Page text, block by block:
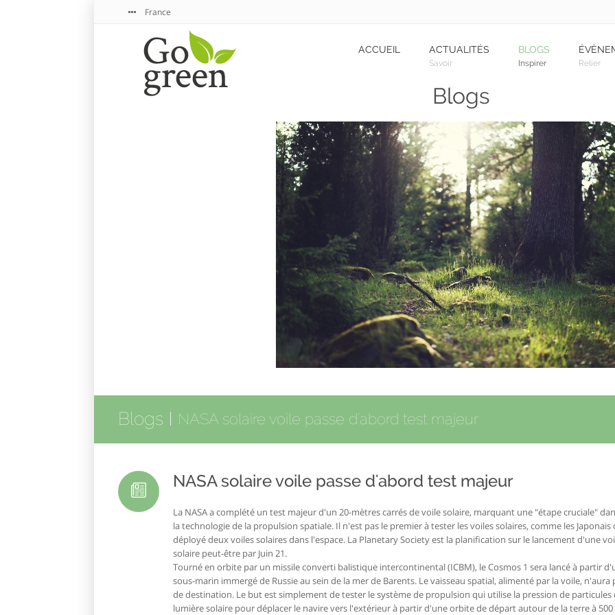
France
ACCUEIL ACTUALITÉS
Savoir
BLOGS
Inspirer Relier
Blogs
Blogs NASA solaire voile passe d'abord test majeur
NASA solaire voile passe d'abord test majeur
La NASA a complété un test majeur d'un 20-mètres carrés de voile solaire, marquant une "étape cruciale"
la technologie de la propulsion spatiale. Il n'est pas le premier à tester les voiles solaires, comme les Japonais
déployé deux voiles solaires dans l'espace. La Planetary Society est la planification sur le lancement d'une
solaire peut-être par Juin 21.
Tourné en orbite par un missile converti balistique intercontinental (ICBM), le Cosmos 1 sera lancé à partir
sous-marin immergé de Russie au sein de la mer de Barents. Le vaisseau spatial, alimenté par la voile, n'aura
de destination. Le but est simplement de tester le système de propulsion qui utilise la pression de particules
lumière solaire pour déplacer le navire vers l'extérieur à partir d'une orbite de départ autour de la terre à 500